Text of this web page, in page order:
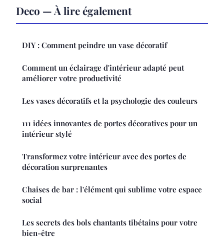
Deco — À lire également
DIY : Comment peindre un vase décoratif
Comment un éclairage d'intérieur adapté peut
améliorer votre productivité
Les vases décoratifs et la psychologie des couleurs
111 idées innovantes de portes décoratives pour un
intérieur stylé
Transformez votre intérieur avec des portes de
décoration surprenantes
Chaises de bar : l'élément qui sublime votre espace
social
Les secrets des bols chantants tibétains pour votre
bien-être